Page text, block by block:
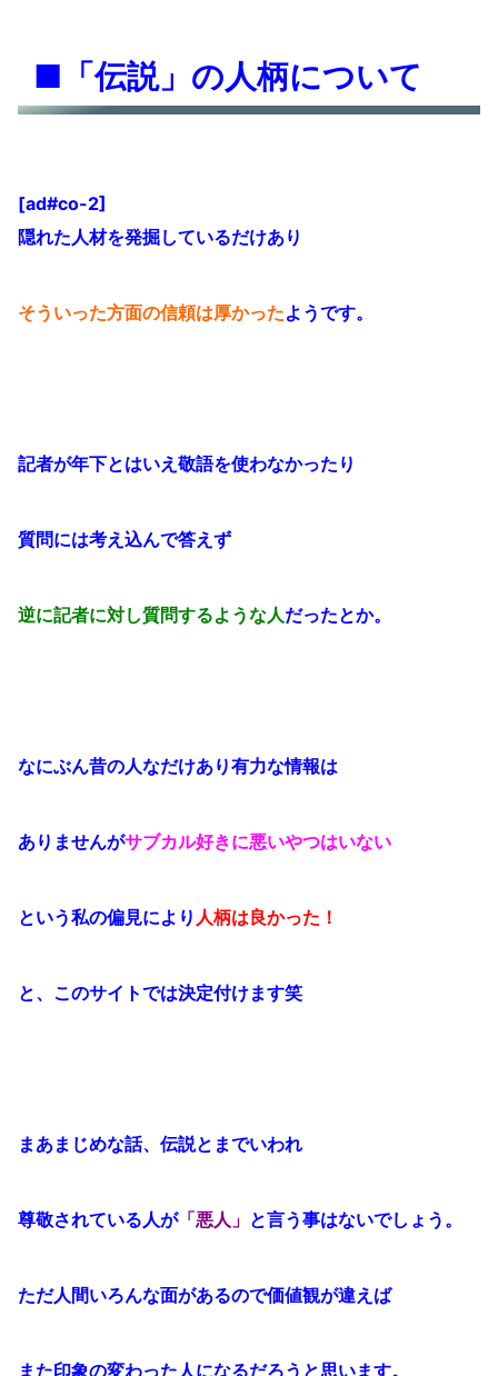
■「伝説」の人柄について
[ad#co-2]
隠れた人材を発掘しているだけあり
そういった方面の信頼は厚かったようです。
記者が年下とはいえ 敬語を使わなかった り
質問には考え込んで答えず
逆に記者に対し質問するような人だったとか。
なにぶん昔の人なだけあり有力な情報は
ありませんがサブカル好きに悪いやつはいない
という私の偏見により 人柄は良かった！
と、このサイトでは決定付けます笑
まあまじめな話、伝説とまでいわれ
尊敬されている人が「悪人」 と言う事はないでしょう。
ただ人間いろんな面があるので価値観が違えば
また印象の変わった人になるだろうと思います。